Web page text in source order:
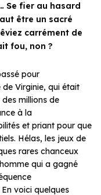
Se fier au hasard
être un sacré
carrément de
fou, non ?
pour
de Virginie, qui était
millions de
à la
et priant pour que
Hélas, les jeux de
rares chanceux
qui a gagné
voici quelques